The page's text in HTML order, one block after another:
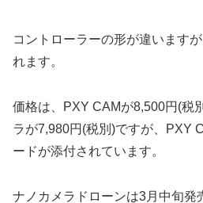
コントローラーの形が違います
れます。
価格は、PXY CAMが8,500円(税
ラが7,980円(税別)ですが、PXY
ードが添付されています。
ナノカメラドローンは3月中旬発